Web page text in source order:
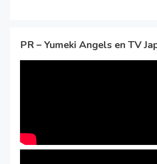
PR – Yumeki Angels en TV